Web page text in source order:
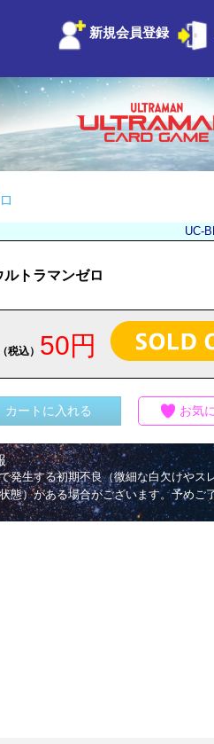
新規会員登録
UC-
ルトラマンゼロ
税込） 50円
カートに入れる お気
発生する初期不良（微細な白欠けや
態）がある場合がございます。予めご